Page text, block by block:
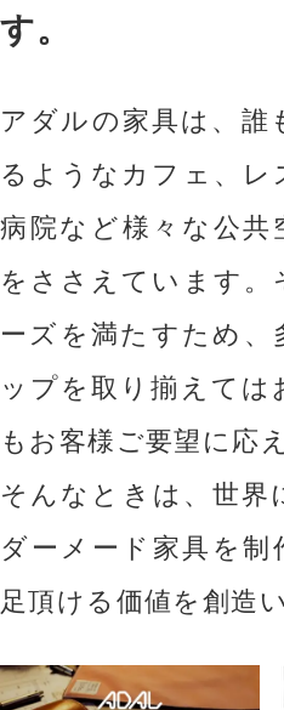
す。
アダルの家具は、誰
るようなカフェ、レ
病院など様々な公共
をささえています。
ーズを満たすため、
ップを取り揃えて
もお客様ご要望に応
そんなときは、世界
ダーメード家具を制
足頂ける価値を創造